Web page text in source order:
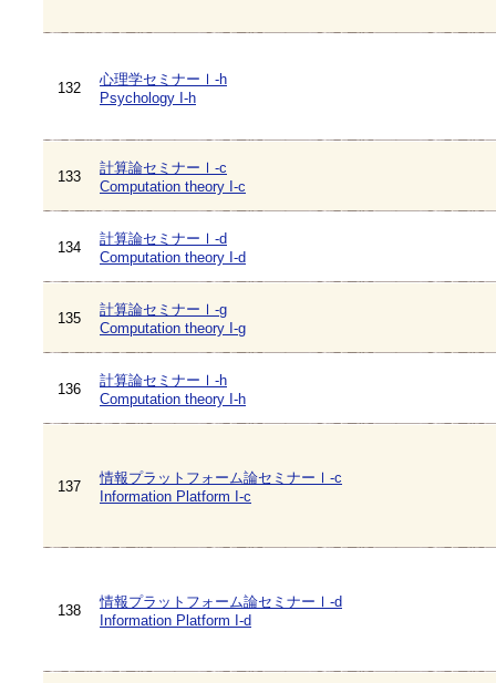
132
心理学セミナーⅠ-h
Psychology I-h
133
計算論セミナーⅠ-c
Computation theory I-c
134
計算論セミナーⅠ-d
Computation theory I-d
135
計算論セミナーⅠ-g
Computation theory I-g
136
計算論セミナーⅠ-h
Computation theory I-h
137
情報プラットフォーム論セミナーⅠ-c
Information Platform I-c
138
情報プラットフォーム論セミナーⅠ-d
Information Platform I-d